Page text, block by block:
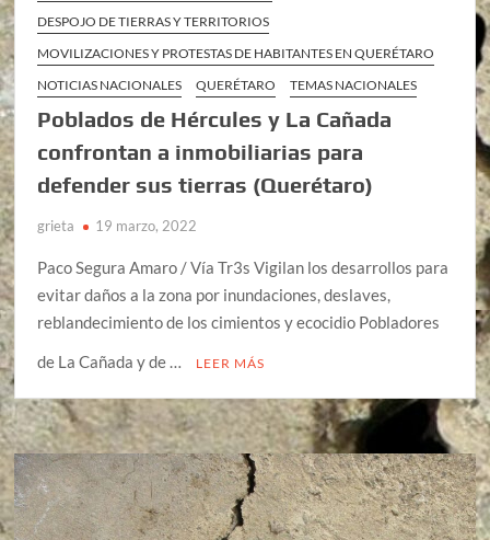
DESPOJO DE TIERRAS Y TERRITORIOS
MOVILIZACIONES Y PROTESTAS DE HABITANTES EN QUERÉTARO
NOTICIAS NACIONALES
QUERÉTARO TEMAS NACIONALES
Poblados de Hércules y La Cañada
confrontan a inmobiliarias para
defender sus tierras (Querétaro)
grieta 19 marzo, 2022
Paco Segura Amaro / Vía Tr3s Vigilan los desarrollos para
evitar daños a la zona por inundaciones, deslaves,
reblandecimiento de los cimientos y ecocidio Pobladores
de La Cañada y de …
LEER MÁS